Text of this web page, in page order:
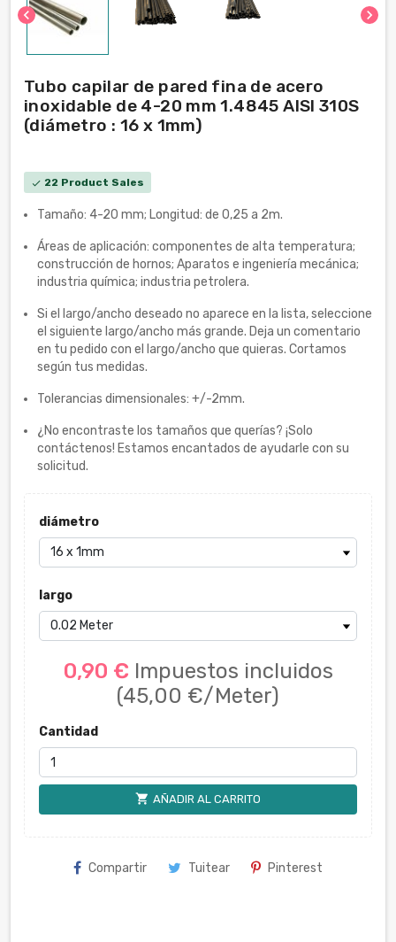
chevron_left chevron_right
Tubo capilar de pared fina de acero
inoxidable de 4-20 mm 1.4845 AISI 310S
(diámetro : 16 x 1mm)
check 22 Product Sales
Tamaño: 4-20 mm; Longitud: de 0,25 a 2m.
Áreas de aplicación: componentes de alta temperatura;
construcción de hornos; Aparatos e ingeniería mecánica;
industria química; industria petrolera.
Si el largo/ancho deseado no aparece en la lista, seleccione
el siguiente largo/ancho más grande. Deja un comentario
en tu pedido con el largo/ancho que quieras. Cortamos
según tus medidas.
Tolerancias dimensionales: +/-2mm.
¿No encontraste los tamaños que querías? ¡Solo
contáctenos! Estamos encantados de ayudarle con su
solicitud.
diámetro
largo
0,90 € Impuestos incluidos
(45,00 €/Meter)
Cantidad
shopping_cart AÑADIR AL CARRITO
Compartir Tuitear Pinterest